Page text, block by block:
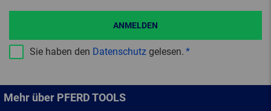
Sie haben den Datenschutz gelesen.
ANMELDEN
Mehr über PFERD TOOLS